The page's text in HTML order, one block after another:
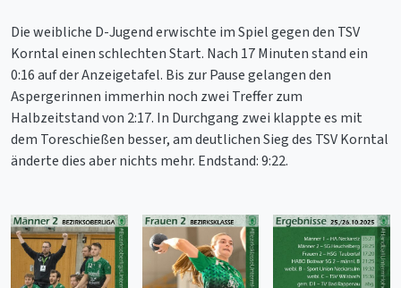
Die weibliche D-Jugend erwischte im Spiel gegen den TSV
Korntal einen schlechten Start. Nach 17 Minuten stand ein
0:16 auf der Anzeigetafel. Bis zur Pause gelangen den
Aspergerinnen immerhin noch zwei Treffer zum
Halbzeitstand von 2:17. In Durchgang zwei klappte es mit
dem Toreschießen besser, am deutlichen Sieg des TSV Korntal
änderte dies aber nichts mehr. Endstand: 9:22.